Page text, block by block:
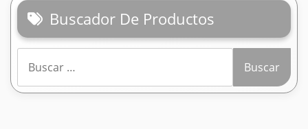
Buscador De Productos